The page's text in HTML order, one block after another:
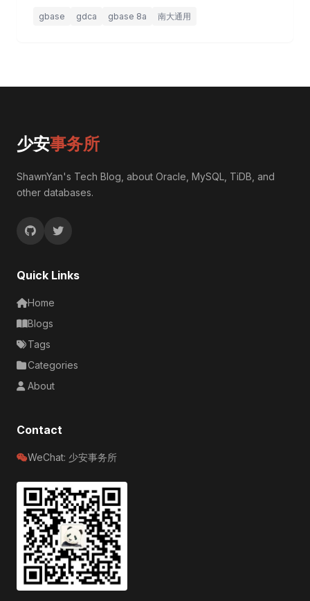
指引下，深觉应该多多了解国产数据库，接触使用国产数
gbase gdca gbase 8a 南大通用
少安事务所
ShawnYan's Tech Blog, about Oracle, MySQL, TiDB, and
other databases.
Quick Links
Home
Blogs
Tags
Categories
About
Contact
WeChat: 少安事务所